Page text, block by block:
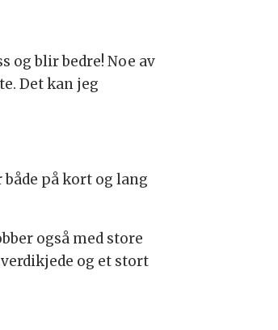
og blir bedre! Noe av
Det kan jeg
på kort og lang
også med store
og et stort